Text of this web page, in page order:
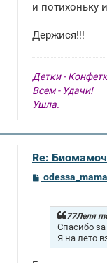
и потихоньку
Держися!!!
Детки -
Всем - Удачи!
Ушла.
Re:
Сodessa_mama
77Леля
Спасибо
Я на лето